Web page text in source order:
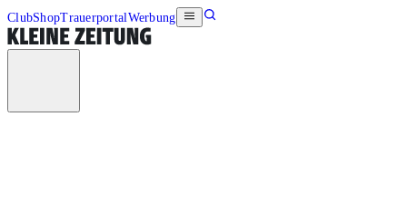
ClubShopTrauerportalWerbung